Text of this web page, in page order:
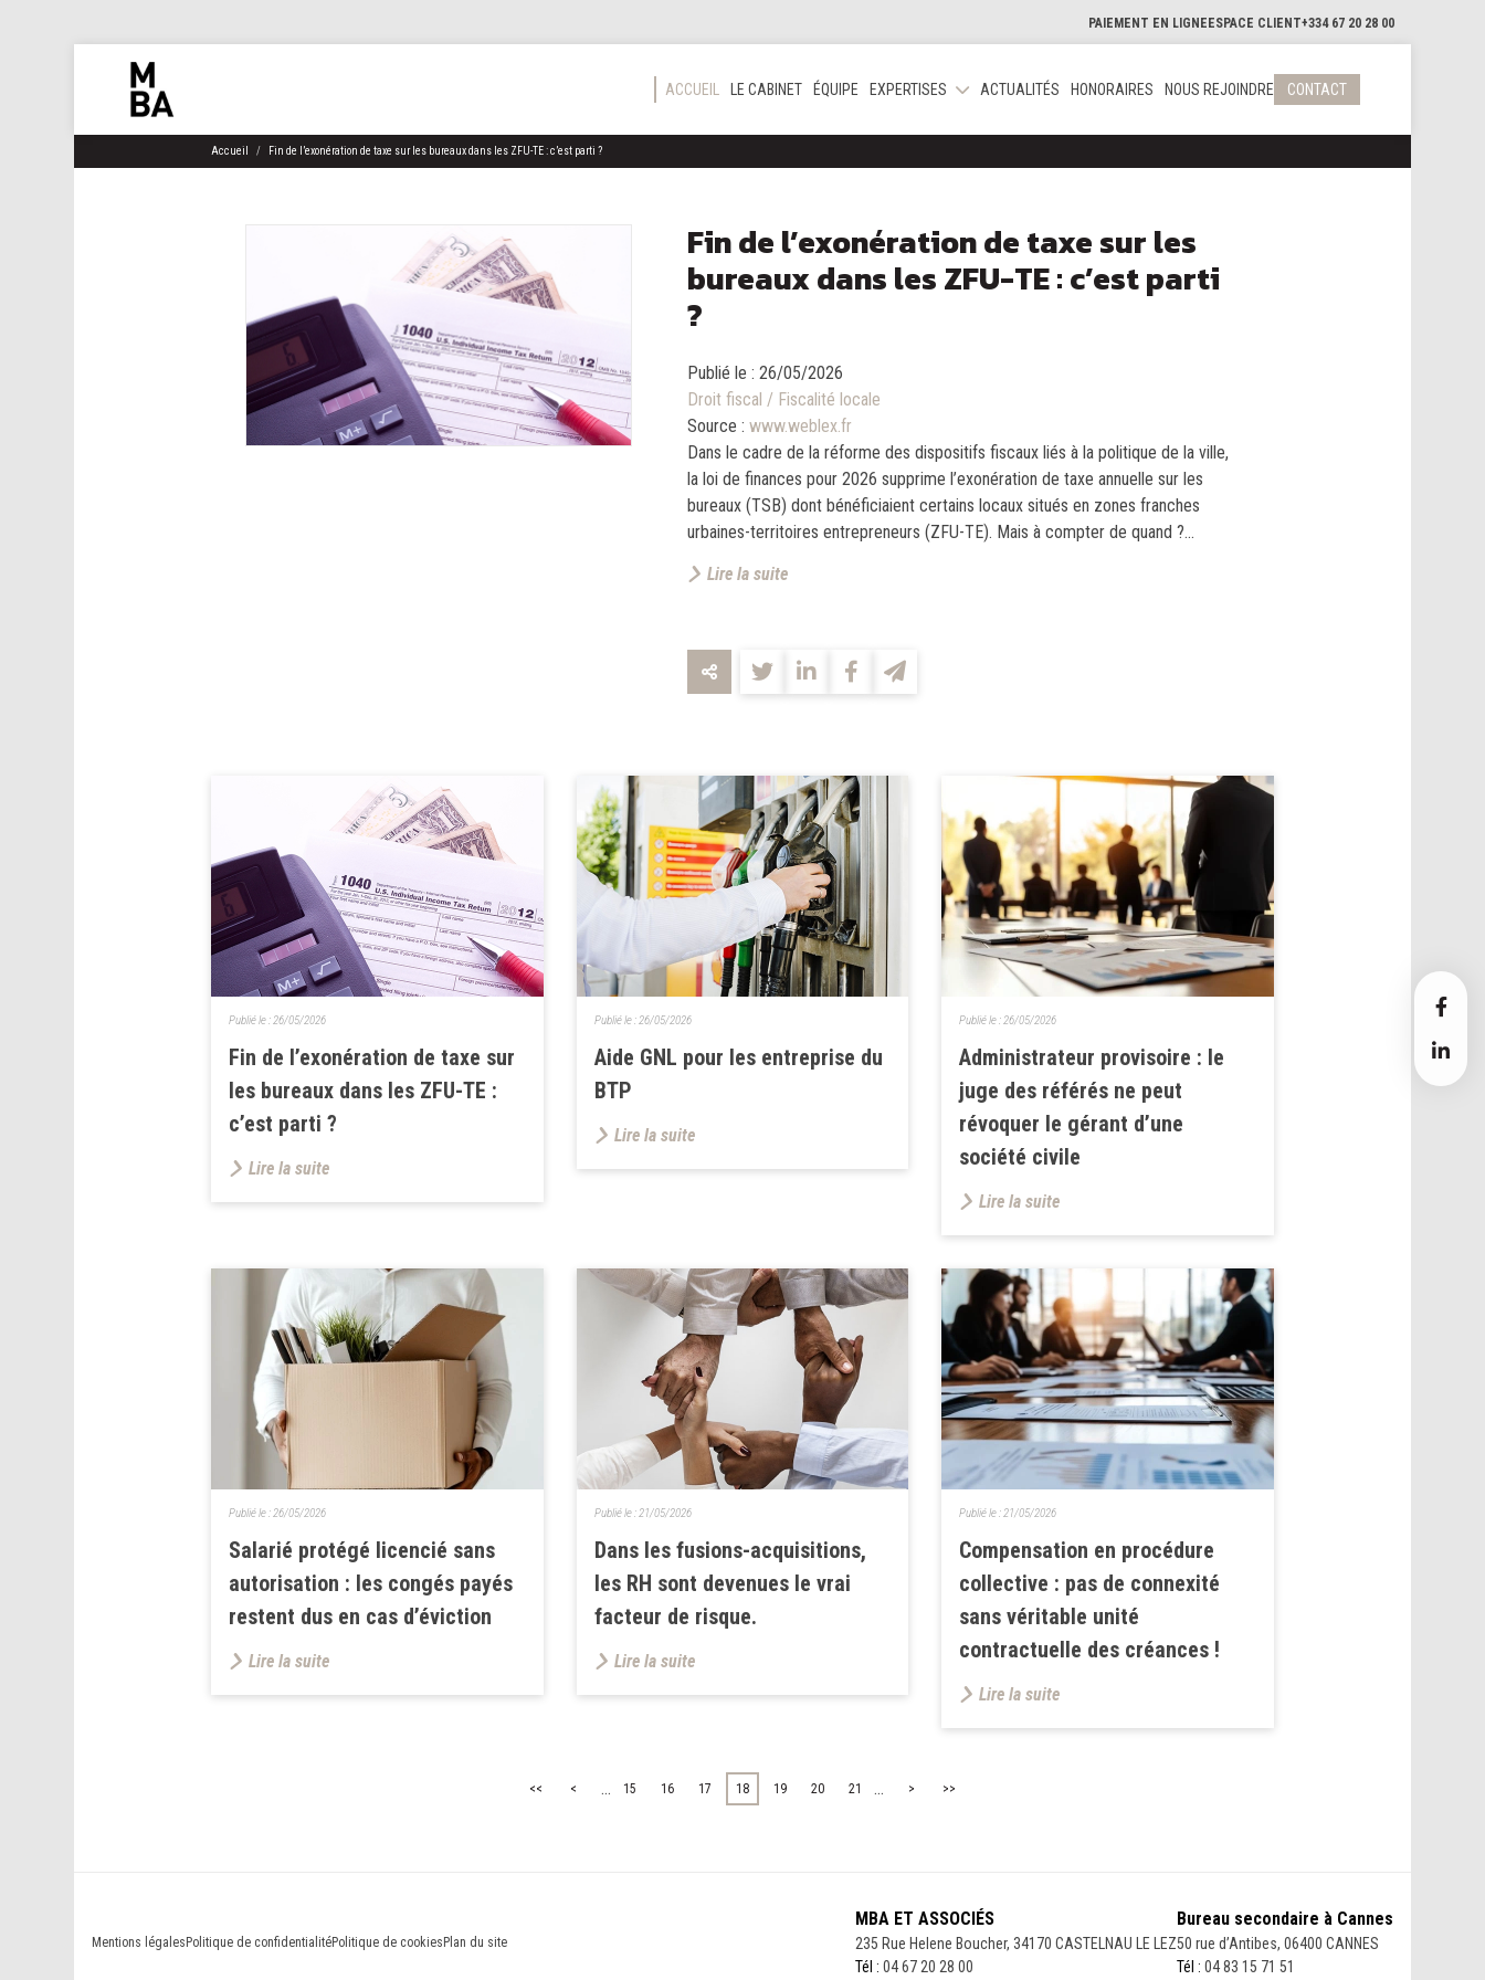
PAIEMENT EN LIGNE ESPACE CLIENT+334 67 20 28 00
ACCUEIL LE CABINET ÉQUIPE EXPERTISES ACTUALITÉS HONORAIRES NOUS REJOINDRE CONTACT
Accueil Fin de l’exonération de taxe sur les bureaux dans les ZFU-TE : c’est parti ?
Fin de l’exonération de taxe sur les
bureaux dans les ZFU-TE : c’est parti
?
Publié le : 26/05/2026
Droit fiscal / Fiscalité locale
Source : www.weblex.fr
Dans le cadre de la réforme des dispositifs fiscaux liés à la politique de la ville,
la loi de finances pour 2026 supprime l’exonération de taxe annuelle sur les
bureaux (TSB) dont bénéficiaient certains locaux situés en zones franches
urbaines-territoires entrepreneurs (ZFU-TE). Mais à compter de quand ?...
Lire la suite
Fin de l’exonération de taxe sur
les bureaux dans les ZFU-TE :
c’est parti ?
Publié le :26/05/2026
Lire la suite
Aide GNL pour les entreprise du
BTP
Publié le :26/05/2026
Lire la suite
Administrateur provisoire : le
juge des référés ne peut
révoquer le gérant d’une
société civile
Publié le :26/05/2026
Lire la suite
Salarié protégé licencié sans
autorisation : les congés payés
restent dus en cas d’éviction
Publié le :26/05/2026
Lire la suite
Dans les fusions-acquisitions,
les RH sont devenues le vrai
facteur de risque.
Publié le :21/05/2026
Lire la suite
Compensation en procédure
collective : pas de connexité
sans véritable unité
contractuelle des créances !
Publié le :21/05/2026
Lire la suite
<< < ... 15 16 17 18 19 20 21 ... > >>
Mentions légales Politique de confidentialitéPolitique de cookies Plan du site
MBA ET ASSOCIÉS
235 Rue Helene Boucher, 34170 CASTELNAU LE LEZ
Tél : 04 67 20 28 00
Bureau secondaire à Cannes
50 rue d’Antibes, 06400 CANNES
Tél : 04 83 15 71 51